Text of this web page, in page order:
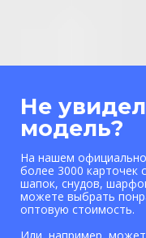
Не
модель?
На нашем официаль
более 3000 карточек
шапок, снудов,
можете выбрать
оптовую стоимость.